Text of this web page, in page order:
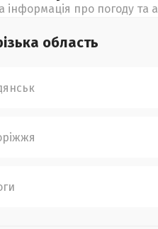
інформація про погоду та
область